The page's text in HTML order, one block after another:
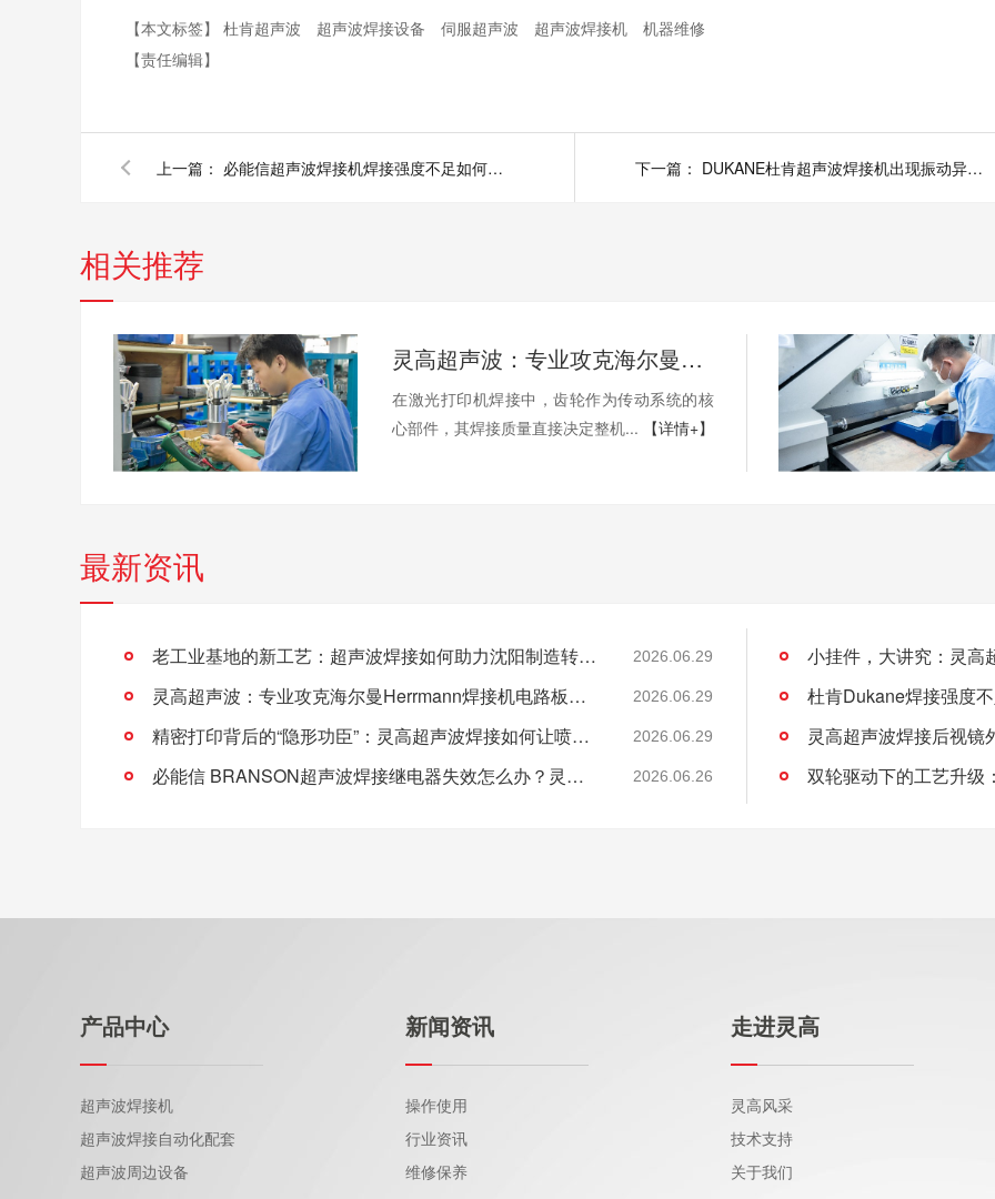
【本文标签】 杜肯超声波 超声波焊接设备 伺服超声波 超声波焊接机
机器维修
【责任编辑】
上一篇： 必能信超声波焊接机焊接强度不足如何维修 下一篇： DUKANE杜肯超声波焊接机出现振动异常故障维修
相关推荐
灵高超声波：专业攻克海尔曼Herrmann焊接机电路板短路难题
在激光打印机焊接中，齿轮作为传动系统的核
心部件，其焊接质量直接决定整机...
【详情+】
最新资讯
老工业基地的新工艺：超声波焊接如何助力沈阳制造转型？ 2026.06.29
灵高超声波：专业攻克海尔曼Herrmann焊接机电路板短路难题 2026.06.29
精密打印背后的“隐形功臣”：灵高超声波焊接如何让喷墨头支架更可靠？ 2026.06.29
必能信 BRANSON超声波焊接继电器失效怎么办？灵高超声波“四步维修法”精准破局 2026.06.26
杜肯Dukane焊接强度
灵高超声波焊接后视镜
产品中心
超声波焊接机
超声波焊接自动化配套
超声波周边设备
新闻资讯
操作使用
行业资讯
维修保养
走进灵高
灵高风采
技术支持
关于我们